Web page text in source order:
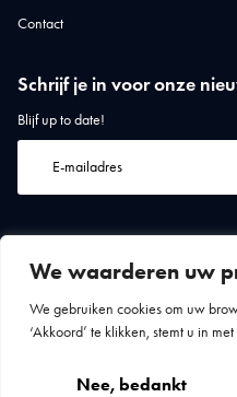
We waarderen uw
We gebruiken cookies om uw
‘Akkoord’ te klikken, stemt u in
Nee, bedankt
Contact
Schrijf je in voor onze
Blijf up to date!
Algemene
Luxor